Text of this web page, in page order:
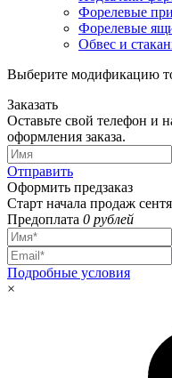
Форелевые
Форелевые
Обвес и
Выберите модификацию
Заказать
Оставьте свой телефон и
оформления заказа.
Отправить
Оформить предзаказ
Старт начала продаж
Предоплата 0 рублей
Подробные условия
×